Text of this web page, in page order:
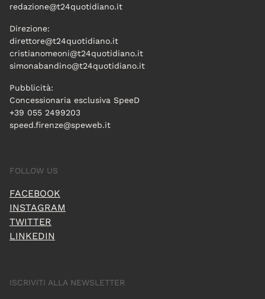
redazione@t24quotidiano.it
Direzione:
direttore@t24quotidiano.it
cristianomeoni@t24quotidiano.it
simonabandino@t24quotidiano.it
Pubblicità:
Concessionaria esclusiva SpeeD
+39 055 2499203
speed.firenze@speweb.it
FOLLOW US
FACEBOOK
INSTAGRAM
TWITTER
LINKEDIN
ISCRIVITI ALLA NEWSLETTER